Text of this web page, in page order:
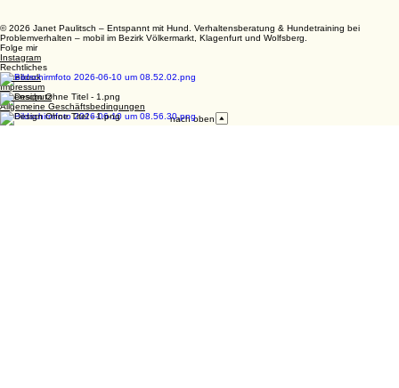
© 2026 Janet Paulitsch – Entspannt mit Hund. Verhaltensberatung & Hundetraining bei
Problemverhalten – mobil im Bezirk Völkermarkt, Klagenfurt und Wolfsberg.
Folge mir
Instagram
Rechtliches
Facebook
Impressum
Datenschutz
Allgemeine Geschäftsbedingungen
nach oben